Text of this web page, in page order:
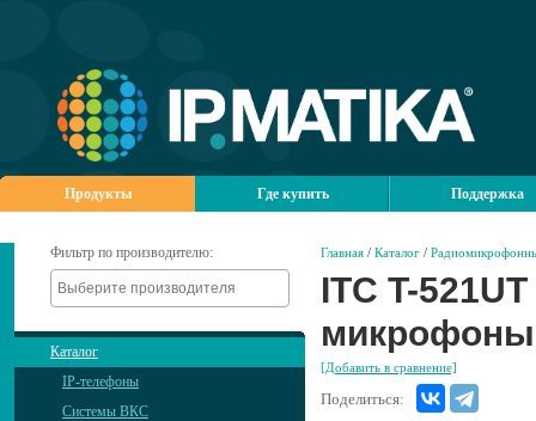
Продукты Где купить Поддержка
Фильтр по производителю:
Каталог
IP-телефоны
Системы ВКС
Главная / Каталог /
ITC T-
микрофоны
[Добавить в сравнение]
Поделиться: